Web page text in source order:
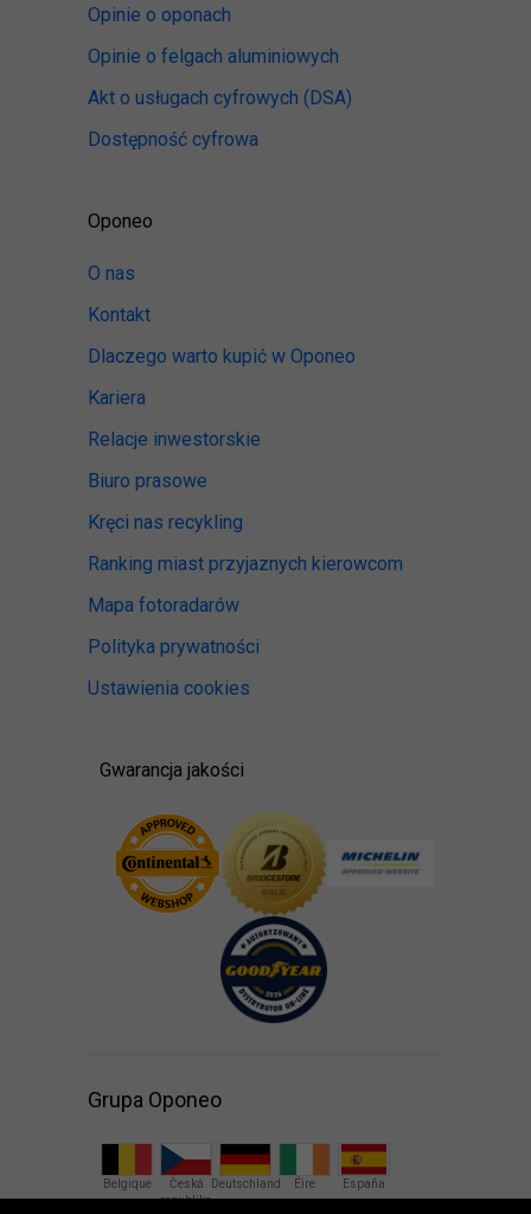
Opinie o oponach
Opinie o felgach aluminiowych
Akt o usługach cyfrowych (DSA)
Dostępność cyfrowa
Oponeo
O nas
Kontakt
Dlaczego warto kupić w Oponeo
Kariera
Relacje inwestorskie
Biuro prasowe
Kręci nas recykling
Ranking miast przyjaznych kierowcom
Mapa fotoradarów
Polityka prywatności
Ustawienia cookies
Gwarancja jakości
Grupa Oponeo
Belgique
Česká
republika
Deutschland Éire España